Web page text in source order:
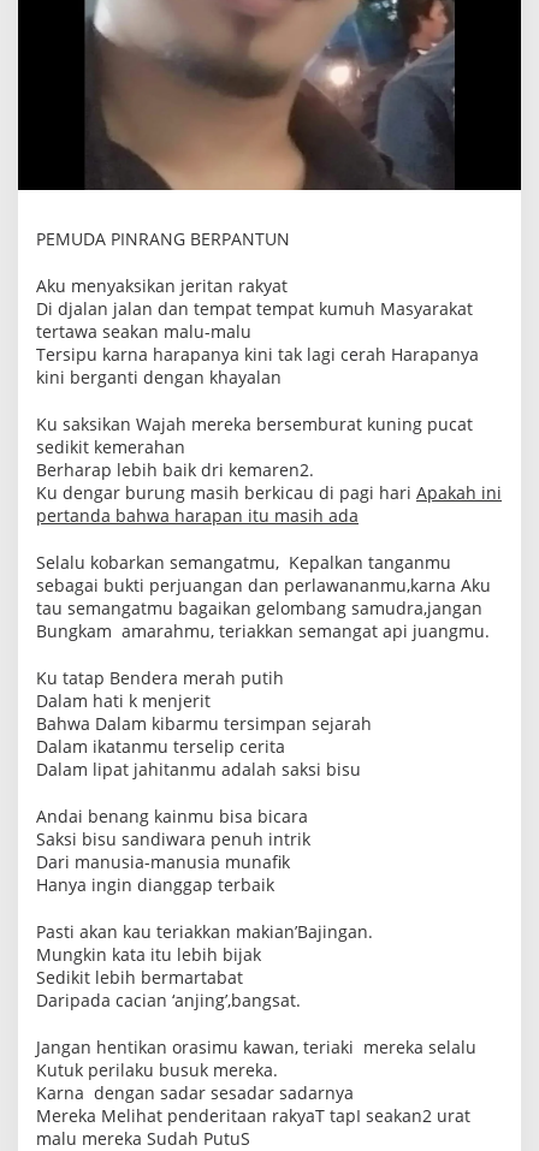
PEMUDA PINRANG BERPANTUN
Aku menyaksikan jeritan rakyat
Di djalan jalan dan tempat tempat kumuh Masyarakat
tertawa seakan malu-malu
Tersipu karna harapanya kini tak lagi cerah Harapanya
kini berganti dengan khayalan
Ku saksikan Wajah mereka bersemburat kuning pucat
sedikit kemerahan
Berharap lebih baik dri kemaren2.
Ku dengar burung masih berkicau di pagi hari Apakah ini
pertanda bahwa harapan itu masih ada
Selalu kobarkan semangatmu, Kepalkan tanganmu
sebagai bukti perjuangan dan perlawananmu,karna Aku
tau semangatmu bagaikan gelombang samudra,jangan
Bungkam amarahmu, teriakkan semangat api juangmu.
Ku tatap Bendera merah putih
Dalam hati k menjerit
Bahwa Dalam kibarmu tersimpan sejarah
Dalam ikatanmu terselip cerita
Dalam lipat jahitanmu adalah saksi bisu
Andai benang kainmu bisa bicara
Saksi bisu sandiwara penuh intrik
Dari manusia-manusia munafik
Hanya ingin dianggap terbaik
Pasti akan kau teriakkan makian’Bajingan.
Mungkin kata itu lebih bijak
Sedikit lebih bermartabat
Daripada cacian ‘anjing’,bangsat.
Jangan hentikan orasimu kawan, teriaki mereka selalu
Kutuk perilaku busuk mereka.
Karna dengan sadar sesadar sadarnya
Mereka Melihat penderitaan rakyaT tapI seakan2 urat
malu mereka Sudah PutuS